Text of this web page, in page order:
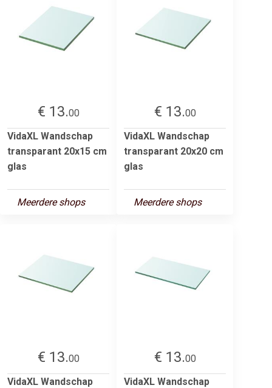
€ 13.00
VidaXL Wandschap
transparant 20x15 cm
glas
Meerdere shops
€ 13.00
VidaXL Wandschap
transparant 20x20 cm
glas
Meerdere shops
€ 13.00
VidaXL Wandschap
€ 13.00
VidaXL Wandschap